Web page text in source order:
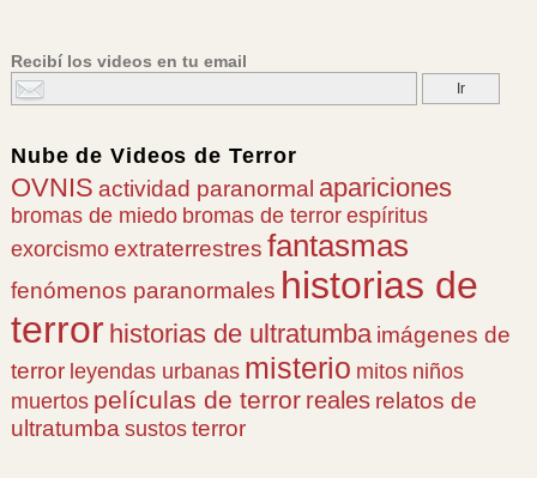
Recibí los videos en tu email
Nube deVideos de Terror
OVNIS actividad paranormal apariciones
bromas de miedo bromas de terror espíritus
exorcismo extraterrestres fantasmas
fenómenos paranormales historias de
terror historias de ultratumba imágenes de
terror leyendas urbanas misterio mitos niños
muertos películas de terror reales relatos de
ultratumba sustos terror